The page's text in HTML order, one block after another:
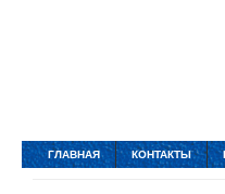
ГЛАВНАЯ КОНТАКТЫ